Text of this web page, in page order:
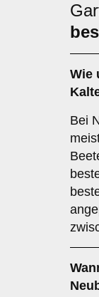
Wie
Bei